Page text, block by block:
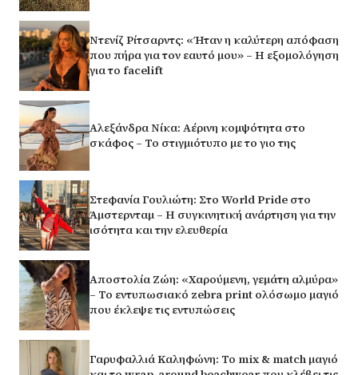
Ντενίζ Ρίτσαρντς: «Ήταν η καλύτερη απόφαση
που πήρα για τον εαυτό μου» – Η εξομολόγηση
για το facelift
Αλεξάνδρα Νίκα: Αέρινη κομψότητα στο
σκάφος – Το στιγμιότυπο με το γιο της
Στεφανία Γουλιώτη: Στο World Pride στο
Άμστερνταμ – Η συγκινητική ανάρτηση για την
ισότητα και την ελευθερία
Αποστολία Ζώη: «Χαρούμενη, γεμάτη αλμύρα»
– Το εντυπωσιακό zebra print ολόσωμο μαγιό
που έκλεψε τις εντυπώσεις
Γαρυφαλλιά Καληφώνη: Το mix & match μαγιό